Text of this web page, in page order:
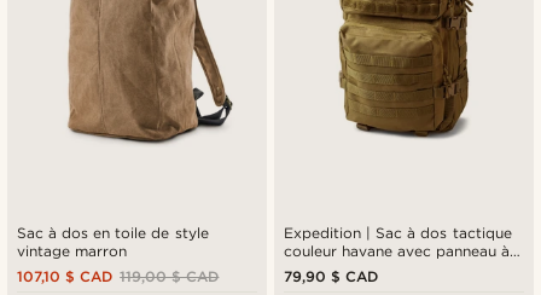
Sac à dos en toile de style
vintage marron
119,00 $ CAD
107,10 $ CAD
Expedition | Sac à dos tactique
couleur havane avec panneau à
patchs - 40 L
79,90 $ CAD